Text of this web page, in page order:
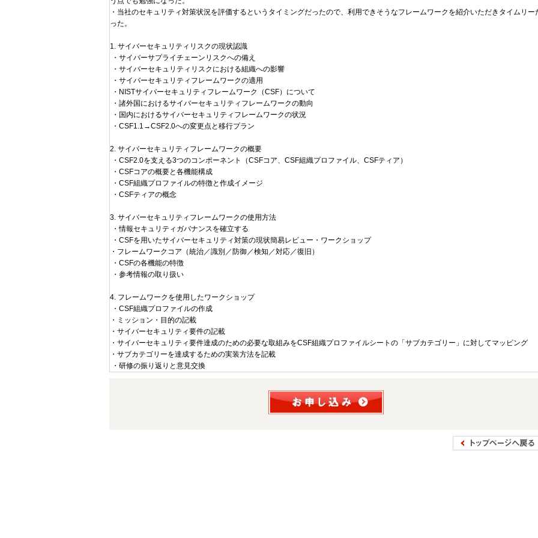
・当社のセキュリティ対策状況を評価するというタイミングだったので、利用できそうなフレームワークを紹介いただきタイムリー
った。
1. サイバーセキュリティリスクの現状認識
・サイバーサプライチェーンリスクへの備え
・サイバーセキュリティリスクにおける組織への影響
・サイバーセキュリティフレームワークの適用
・NISTサイバーセキュリティフレームワーク（CSF）について
・諸外国におけるサイバーセキュリティフレームワークの動向
・国内におけるサイバーセキュリティフレームワークの状況
・CSF1.1→CSF2.0への変更点と移行プラン
2. サイバーセキュリティフレームワークの概要
・CSF2.0を支える3つのコンポーネント（CSFコア、CSF組織プロファイル、CSFティア）
・CSFコアの概要と各機能構成
・CSF組織プロファイルの特徴と作成イメージ
・CSFティアの概念
3. サイバーセキュリティフレームワークの使用方法
・情報セキュリティガバナンスを確立する
・CSFを用いたサイバーセキュリティ対策の現状簡易レビュー・ワークショップ
・フレームワークコア（統治／識別／防御／検知／対応／復旧）
・CSFの各機能の特徴
・参考情報の取り扱い
4. フレームワークを使用したワークショップ
・CSF組織プロファイルの作成
・ミッション・目的の記載
・サイバーセキュリティ要件の記載
・サイバーセキュリティ要件達成のための必要な取組みをCSF組織プロファイルシートの「サブカテゴリー」に対してマッピング
・サブカテゴリーを達成するための実装方法を記載
・研修の振り返りと意見交換